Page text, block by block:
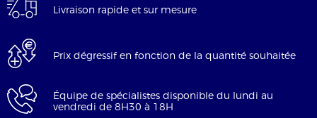
Livraison rapide et sur mesure
Prix dégressif en fonction de la quantité souhaitée
Équipe de spécialistes disponible du lundi au
vendredi de 8H30 à 18H